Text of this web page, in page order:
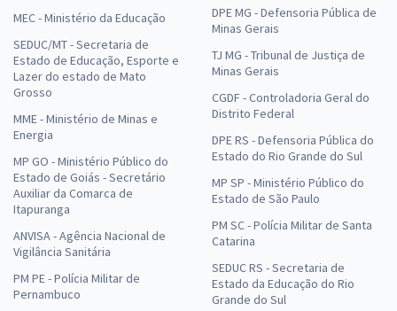
MEC - Ministério da Educação
SEDUC/MT - Secretaria de
Estado de Educação, Esporte e
Lazer do estado de Mato
Grosso
MME - Ministério de Minas e
Energia
MP GO - Ministério Público do
Estado de Goiás - Secretário
Auxiliar da Comarca de
Itapuranga
ANVISA - Agência Nacional de
Vigilância Sanitária
PM PE - Polícia Militar de
Pernambuco
DPE MG - Defensoria Pública de
Minas Gerais
TJ MG - Tribunal de Justiça de
Minas Gerais
CGDF - Controladoria Geral do
Distrito Federal
DPE RS - Defensoria Pública do
Estado do Rio Grande do Sul
MP SP - Ministério Público do
Estado de São Paulo
PM SC - Polícia Militar de Santa
Catarina
SEDUC RS - Secretaria de
Estado da Educação do Rio
Grande do Sul